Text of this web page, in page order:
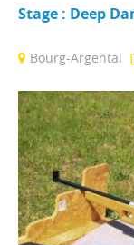
Stage : Deep
Bourg-Argental
sens et